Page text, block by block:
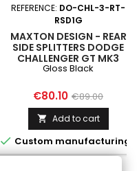
REFERENCE: DO-CHL-3-RT-
RSD1G
MAXTON DESIGN - REAR
SIDE SPLITTERS DODGE
CHALLENGER GT MK3
FACELIFT
Gloss Black
Price
€80.10 Regular
price
€89.00
 Add to cart
 Custom manufacturing